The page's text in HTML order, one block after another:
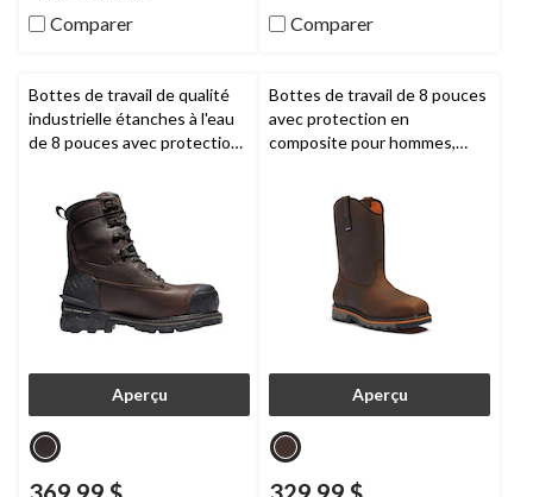
Comparer Comparer
Bottes de travail de qualité
industrielle étanches à l'eau
de 8 pouces avec protection
Boondock,Timberland PRO
Aperçu
Bottes de travail de 8 pouces
avec protection en
composite pour hommes,
Aperçu